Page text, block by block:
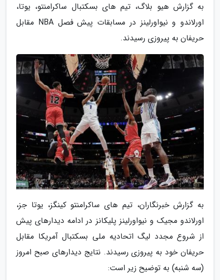
به گزارش هیو بلاگ، تیم های بسکتبال ساکرامنتو، یوتا،
اورلاندو و نیواورلینز در مسابقات پیش فصل NBA مقابل
حریفان به پیروزی رسیدند.
به گزارش خبرنگاران، تیم های ساکرامنتو کینگز، یوتا جز،
اورلاندو مجیک و نیواورلینز پلیکانز در ادامه دیدارهای پیش
از شروع مجدد لیگ اتحادیه ملی بسکتبال آمریکا مقابل
حریفان خود به پیروزی رسیدند. نتایج دیدارهای صبح امروز
(سه شنبه) به توضیح زیر است: